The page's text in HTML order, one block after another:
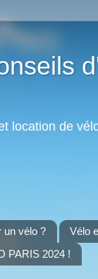
location de
un vélo ?
Vélo
PARIS 2024 !